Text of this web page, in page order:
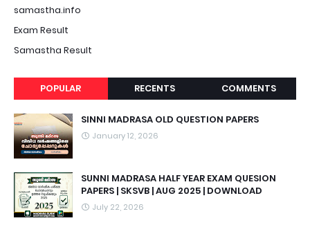
samastha.info
Exam Result
Samastha Result
POPULAR RECENTS COMMENTS
SINNI MADRASA OLD QUESTION PAPERS
January 12, 2026
SUNNI MADRASA HALF YEAR EXAM QUESION
PAPERS | SKSVB | AUG 2025 | DOWNLOAD
July 22, 2026